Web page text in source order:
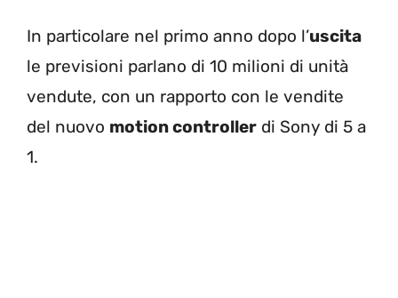
In particolare nel primo anno dopo l’uscita
le previsioni parlano di 10 milioni di unità
vendute, con un rapporto con le vendite
del nuovo motion controller di Sony di 5 a
1.